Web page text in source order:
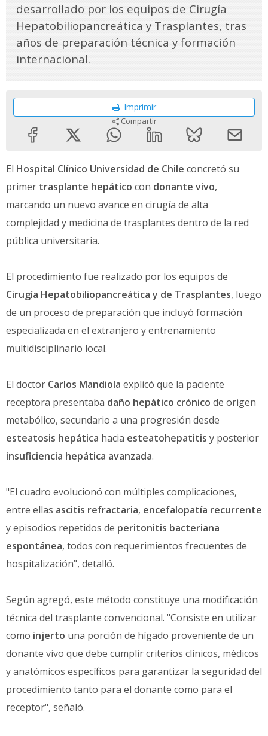
desarrollado por los equipos de Cirugía
Hepatobiliopancreática y Trasplantes, tras
años de preparación técnica y formación
internacional.
Imprimir
Compartir
El Hospital Clínico Universidad de Chile concretó su
primer trasplante hepático con donante vivo,
marcando un nuevo avance en cirugía de alta
complejidad y medicina de trasplantes dentro de la red
pública universitaria.
El procedimiento fue realizado por los equipos de
Cirugía Hepatobiliopancreática y de Trasplantes, luego
de un proceso de preparación que incluyó formación
especializada en el extranjero y entrenamiento
multidisciplinario local.
El doctor Carlos Mandiola explicó que la paciente
receptora presentaba daño hepático crónico de origen
metabólico, secundario a una progresión desde
esteatosis hepática hacia esteatohepatitis y posterior
insuficiencia hepática avanzada.
"El cuadro evolucionó con múltiples complicaciones,
entre ellas ascitis refractaria, encefalopatía recurrente
y episodios repetidos de peritonitis bacteriana
espontánea, todos con requerimientos frecuentes de
hospitalización", detalló.
Según agregó, este método constituye una modificación
técnica del trasplante convencional. "Consiste en utilizar
como injerto una porción de hígado proveniente de un
donante vivo que debe cumplir criterios clínicos, médicos
y anatómicos específicos para garantizar la seguridad del
procedimiento tanto para el donante como para el
receptor", señaló.